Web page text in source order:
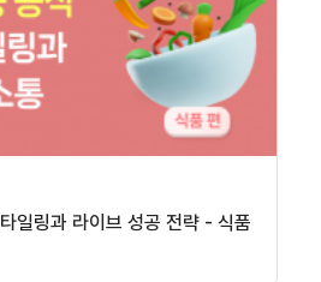
일링과 라이브 성공 전략 - 식품